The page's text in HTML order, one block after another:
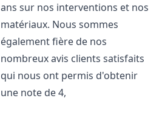
ans sur nos interventions et nos
matériaux. Nous sommes
également fière de nos
nombreux avis clients satisfaits
qui nous ont permis d'obtenir
une note de 4,